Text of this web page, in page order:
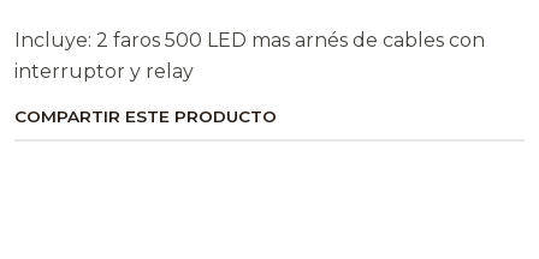
Incluye: 2 faros 500 LED mas arnés de cables con
interruptor y relay
COMPARTIR ESTE PRODUCTO